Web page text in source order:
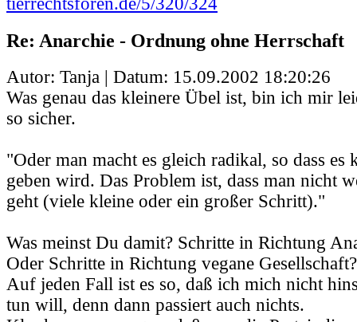
Re: Anarchie - Ordnung ohne Herrschaft
Autor: Tanja | Datum: 15.09.2002 18:20:26
Was genau das kleinere Übel ist, bin ich mir
so sicher.
"Oder man macht es gleich radikal, so dass es
geben wird. Das Problem ist, dass man nicht
geht (viele kleine oder ein großer Schritt)."
Was meinst Du damit? Schritte in Richtung
Oder Schritte in Richtung vegane Gesellschaft?
Auf jeden Fall ist es so, daß ich mich nicht
tun will, denn dann passiert auch nichts.